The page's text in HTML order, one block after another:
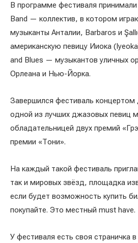
В программе фестиваля принимали
Band — коллектив, в котором
музыканты Анталии, Barbaros и
американскую певицу Ииока
and Blues — музыкантов уличных
Орлеана и Нью-Йорка.
Завершился фестиваль
одной из лучших джазовых певиц
обладательницей двух премий
премии «Тони».
На каждый такой фестиваль
так и мировых звёзд, площадка
если будет возможность купить
покупайте. Это местный must have.
У фестиваля есть своя страничка в